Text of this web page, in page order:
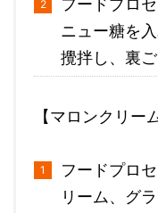
フードプロ
ニュー糖を
攪拌し、裏ご
【マロンクリー
フードプロ
リーム、グ